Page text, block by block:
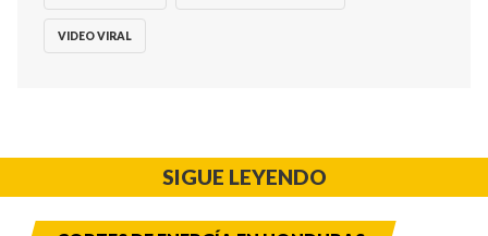
VIDEO VIRAL
SIGUE LEYENDO